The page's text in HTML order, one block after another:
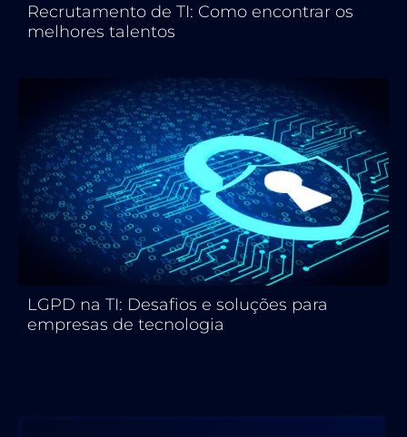
Recrutamento de TI: Como encontrar os
melhores talentos
LGPD na TI: Desafios e soluções para
empresas de tecnologia